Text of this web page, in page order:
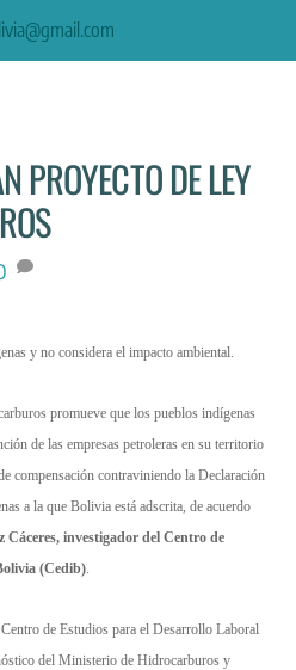
PROYECTO DE LEY
y no considera el impacto ambiental.
promueve que los pueblos indígenas
de las empresas petroleras en su territorio
compensación contraviniendo la Declaración
a la que Bolivia está adscrita, de acuerdo
Cáceres, investigador del Centro de
(Cedib).
de Estudios para el Desarrollo Laboral
del Ministerio de Hidrocarburos y